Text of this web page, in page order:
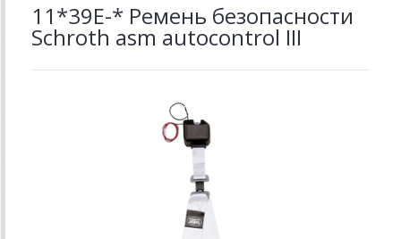
11*39Е-* Ремень безопасности
Schroth asm autocontrol III